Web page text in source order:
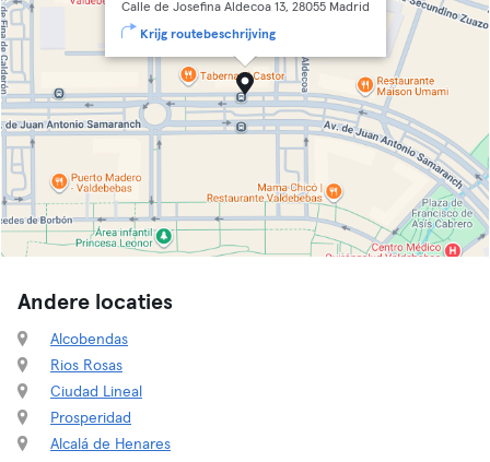
Calle de Josefina Aldecoa 13, 28055 Madrid
Krijg routebeschrijving
Andere locaties
Alcobendas
Rios Rosas
Ciudad Lineal
Prosperidad
Alcalá de Henares